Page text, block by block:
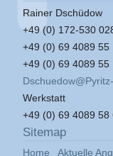
Rainer Dschüdow
+49 (0) 172-530
+49 (0) 69 4089 55
+49 (0) 69 4089 55
Werkstatt
+49 (0) 69 4089 58
Sitemap
Home Aktuelle